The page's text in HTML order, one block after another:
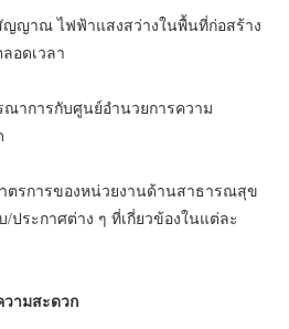
ญญาณ ไฟฟ้าแสงสว่างในพื้นที่ก่อสร้าง
อดเวลา
าการกับศูนย์อำนวยการความ
รการของหน่วยงานด้านสาธารณสุข
ประกาศต่าง ๆ ที่เกี่ยวข้องในแต่ละ
ามสะดวก